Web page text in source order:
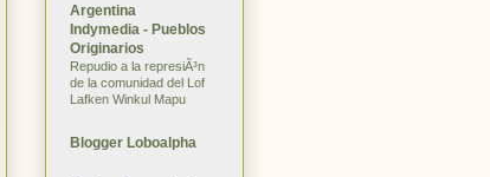
Argentina
Indymedia - Pueblos
Originarios
Repudio a la represiÃ³n
de la comunidad del Lof
Lafken Winkul Mapu
Blogger Loboalpha